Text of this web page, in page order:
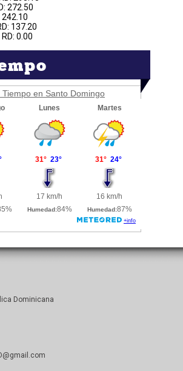
272.50
242.10
137.20
RD: 0.00
Tiempo en Santo Domingo
Dominicana